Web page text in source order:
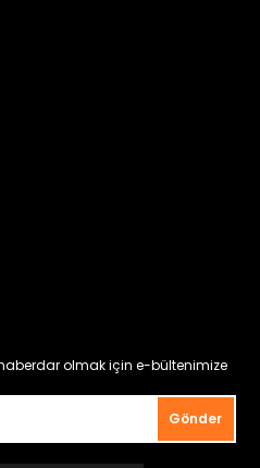
olmak için e-bültenimize
Gönder